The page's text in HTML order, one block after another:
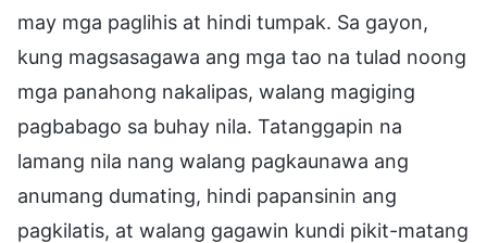
may mga paglihis at hindi tumpak. Sa gayon,
kung magsasagawa ang mga tao na tulad noong
mga panahong nakalipas, walang magiging
pagbabago sa buhay nila. Tatanggapin na
lamang nila nang walang pagkaunawa ang
anumang dumating, hindi papansinin ang
pagkilatis, at walang gagawin kundi pikit-matang